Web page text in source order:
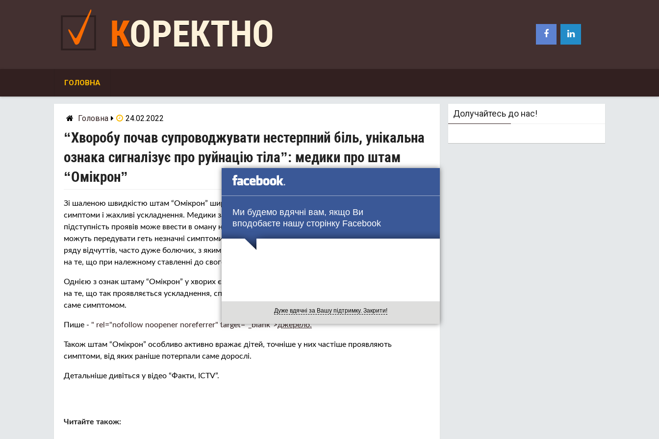
Ми будемо вдячні вам, якщо Ви
вподобаєте нашу сторінку Facebook
Дуже вдячні за Вашу підтримку. Закрити!
КОРЕКТНО
ГОЛОВНА
Головна 24.02.2022
“Хворобу почав супроводжувати нестерпний біль, унікальна
ознака сигналізує про руйнацію тіла”: медики про штам
“Омікрон”
Зі шаленою швидкістю штам “Омікрон” шириться Україною, викликаючи в інфікованих серйозні
симптоми і жахливі ускладнення. Медики зазначають, що заразність вірусу – колосальна, а
підступність проявів може ввести в оману навіть найдосвідченіших професіоналів, адже трагедії
можуть передувати геть незначні симптоми. Простих українців цікавить загрозливість і поширеність
ряду відчуттів, часто дуже болючих, з якими доводиться стикатися інфікованим. Медики вказують
на те, що при належному ставленні до свого здоров’я нестерпних ознак хвороби можна уникнути.
Однією з ознак штаму “Омікрон” у хворих є прояв “болю у вусі”. Лікарка Людмила Раковська вказує
на те, що так проявляється ускладнення, спричинене вірусом, тому не можна вважати це явище
саме симптомом.
Пише - " rel="nofollow noopener noreferrer" target="_blank">джерело.
Також штам “Омікрон” особливо активно вражає дітей, точніше у них частіше проявляють
симптоми, від яких раніше потерпали саме дорослі.
Детальніше дивіться у відео “Факти, ICTV”.
Читайте також:
Долучайтесь до нас!